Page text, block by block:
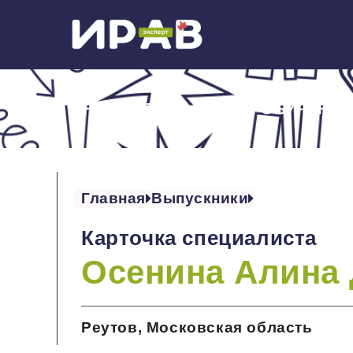
ОБ ИНСТИТУТЕ ОБУЧЕНИЕ
Главная Выпускники
Карточка специалиста
Осенина Алина
Реутов, Московская область